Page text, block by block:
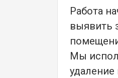
Работа
выявить
Мы